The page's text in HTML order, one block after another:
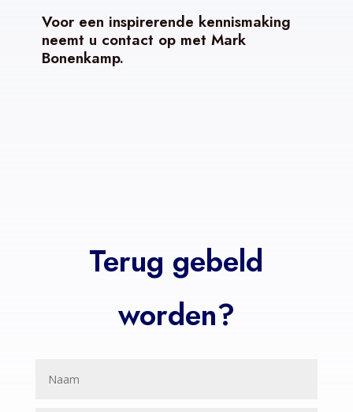
Voor een inspirerende kennismaking
neemt u contact op met Mark
Bonenkamp.
Terug gebeld
worden?